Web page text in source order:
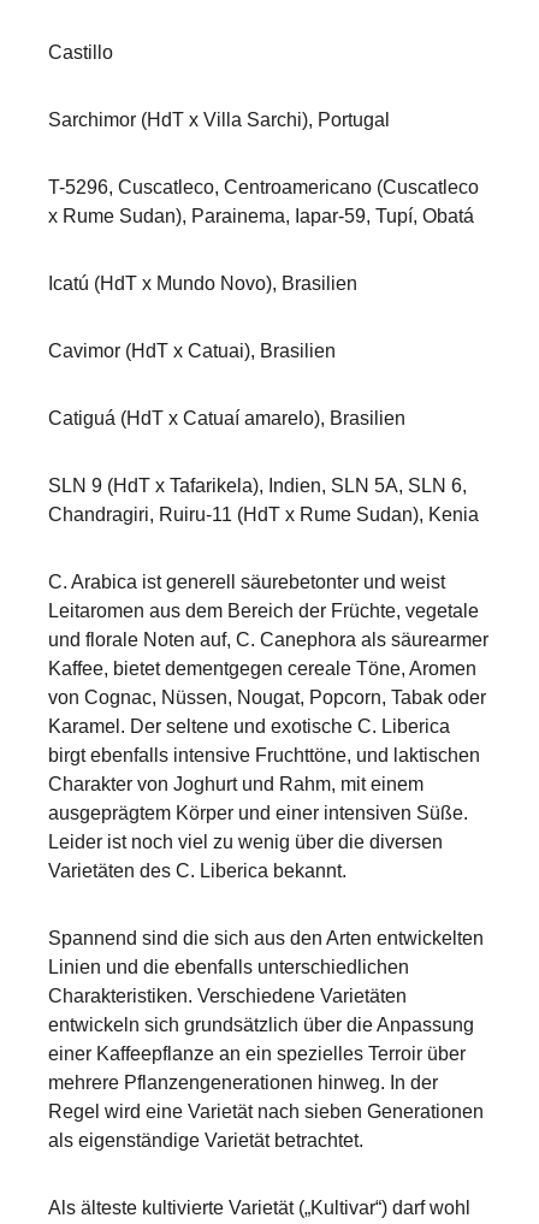
Castillo
Sarchimor (HdT x Villa Sarchi), Portugal
T-5296, Cuscatleco, Centroamericano (Cuscatleco
x Rume Sudan), Parainema, Iapar-59, Tupí, Obatá
Icatú (HdT x Mundo Novo), Brasilien
Cavimor (HdT x Catuai), Brasilien
Catiguá (HdT x Catuaí amarelo), Brasilien
SLN 9 (HdT x Tafarikela), Indien, SLN 5A, SLN 6,
Chandragiri, Ruiru-11 (HdT x Rume Sudan), Kenia
C. Arabica ist generell säurebetonter und weist
Leitaromen aus dem Bereich der Früchte, vegetale
und florale Noten auf, C. Canephora als säurearmer
Kaffee, bietet dementgegen cereale Töne, Aromen
von Cognac, Nüssen, Nougat, Popcorn, Tabak oder
Karamel. Der seltene und exotische C. Liberica
birgt ebenfalls intensive Fruchttöne, und laktischen
Charakter von Joghurt und Rahm, mit einem
ausgeprägtem Körper und einer intensiven Süße.
Leider ist noch viel zu wenig über die diversen
Varietäten des C. Liberica bekannt.
Spannend sind die sich aus den Arten entwickelten
Linien und die ebenfalls unterschiedlichen
Charakteristiken. Verschiedene Varietäten
entwickeln sich grundsätzlich über die Anpassung
einer Kaffeepflanze an ein spezielles Terroir über
mehrere Pflanzengenerationen hinweg. In der
Regel wird eine Varietät nach sieben Generationen
als eigenständige Varietät betrachtet.
Als älteste kultivierte Varietät („Kultivar“) darf wohl